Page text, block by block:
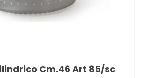
Cm.46 Art 85/sc